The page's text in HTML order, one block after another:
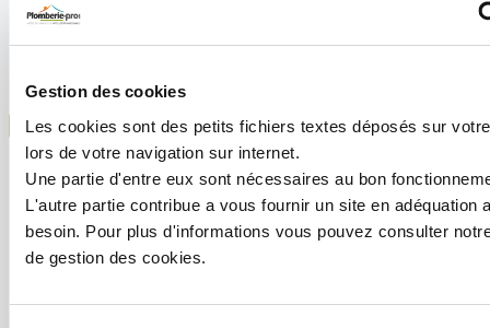
Gestion des cookies
Les cookies sont des petits fichiers textes déposés sur
lors de votre navigation sur internet.
Une partie d'entre eux sont nécessaires au bon
L'autre partie contribue a vous fournir un site en adéquation
besoin. Pour plus d'informations vous pouvez consulter
de gestion des cookies.
2 50x60 59,61 56,66 11
DIMENSIONS ET MATÉRIAUX DES TUBES
La nature du tube influence la manière dont les dimensions sont
exprimées. Pour les raccords à visser en cuivre, laiton ou acier, la
référence reste généralement le pouce, ou l’appellation métrique
correspondante (15/21, 20/27…)
Pour les réseaux en PER, multicouche ou PVC en revanche, les